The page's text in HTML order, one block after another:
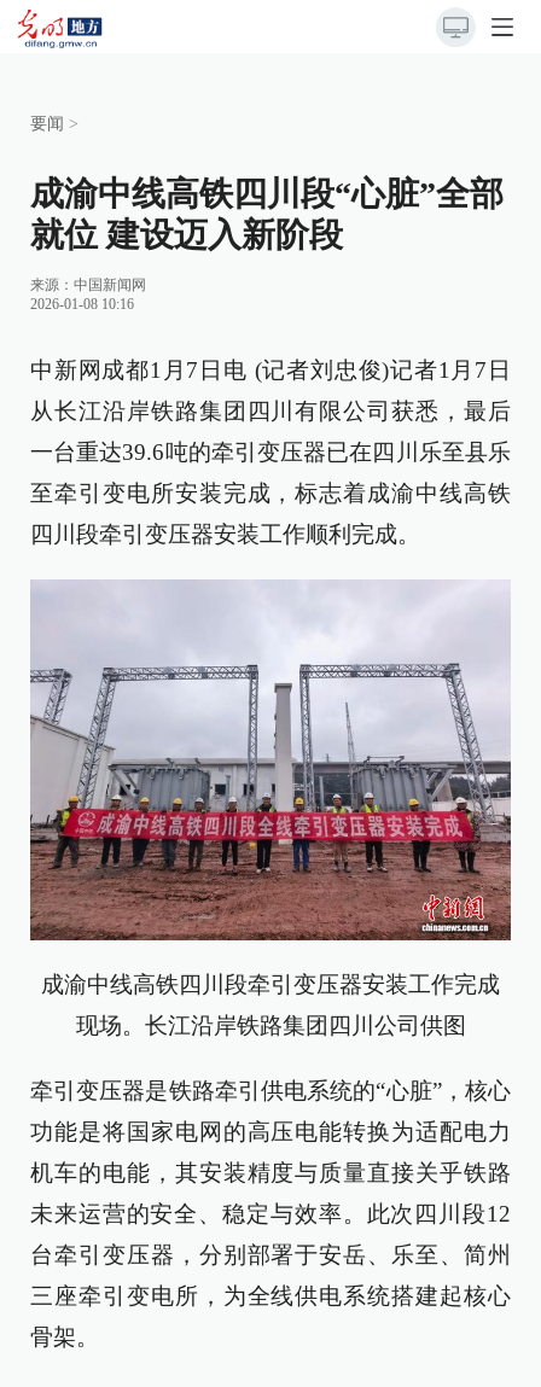
要闻 >
成渝中线高铁四川段“心脏”全部
就位 建设迈入新阶段
来源： 中国新闻网
2026-01-08 10:16
中新网成都1月7日电 (记者刘忠俊)记者1月7日
从长江沿岸铁路集团四川有限公司获悉，最后
一台重达39.6吨的牵引变压器已在四川乐至县乐
至牵引变电所安装完成，标志着成渝中线高铁
四川段牵引变压器安装工作顺利完成。
成渝中线高铁四川段牵引变压器安装工作完成
现场。长江沿岸铁路集团四川公司供图
牵引变压器是铁路牵引供电系统的“心脏”，核心
功能是将国家电网的高压电能转换为适配电力
机车的电能，其安装精度与质量直接关乎铁路
未来运营的安全、稳定与效率。此次四川段12
台牵引变压器，分别部署于安岳、乐至、简州
三座牵引变电所，为全线供电系统搭建起核心
骨架。